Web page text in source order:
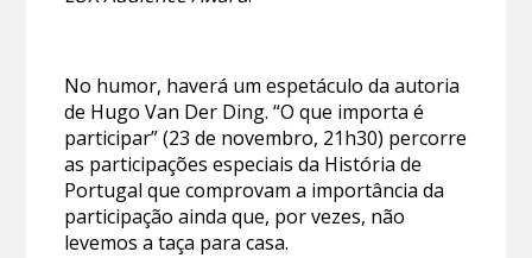
No humor, haverá um espetáculo da autoria
de Hugo Van Der Ding. “O que importa é
participar” (23 de novembro, 21h30) percorre
as participações especiais da História de
Portugal que comprovam a importância da
participação ainda que, por vezes, não
levemos a taça para casa.